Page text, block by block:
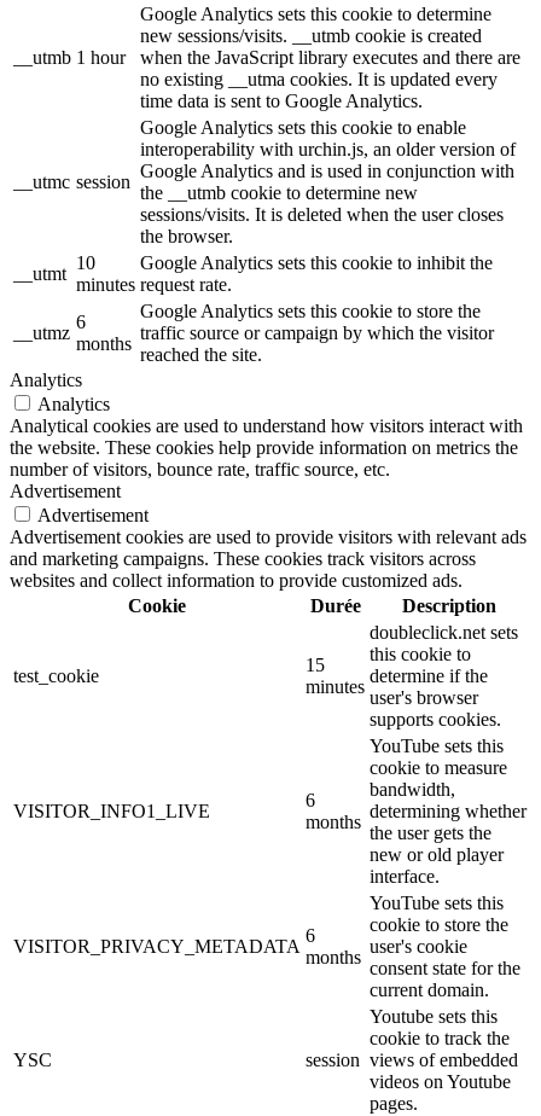
__utmb 1 hour
Google Analytics sets this cookie to determine
new sessions/visits. __utmb cookie is created
when the JavaScript library executes and there are
no existing __utma cookies. It is updated every
time data is sent to Google Analytics.
__utmc session
Google Analytics sets this cookie to enable
interoperability with urchin.js, an older version of
Google Analytics and is used in conjunction with
the __utmb cookie to determine new
sessions/visits. It is deleted when the user closes
the browser.
__utmt
10
minutes
Google Analytics sets this cookie to inhibit the
request rate.
__utmz
6
months
Google Analytics sets this cookie to store the
traffic source or campaign by which the visitor
reached the site.
Analytics
Analytics
Analytical cookies are used to understand how visitors interact with
the website. These cookies help provide information on metrics the
number of visitors, bounce rate, traffic source, etc.
Advertisement
Advertisement
Advertisement cookies are used to provide visitors with relevant ads
and marketing campaigns. These cookies track visitors across
websites and collect information to provide customized ads.
Cookie
Durée Description
test_cookie
15
minutes
doubleclick.net sets
this cookie to
determine if the
user's browser
supports cookies.
VISITOR_INFO1_LIVE
6
months
YouTube sets this
cookie to measure
bandwidth,
determining whether
the user gets the
new or old player
interface.
VISITOR_PRIVACY_METADATA
6
months
YouTube sets this
cookie to store the
user's cookie
consent state for the
current domain.
YSC session
Youtube sets this
cookie to track the
views of embedded
videos on Youtube
pages.